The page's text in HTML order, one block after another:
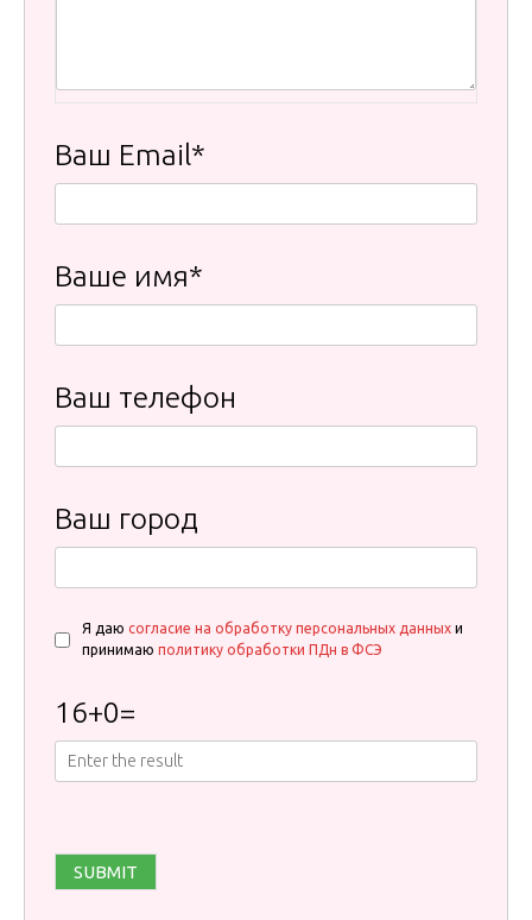
Ваш Email*
Ваше имя*
Ваш телефон
Ваш город
Я даю согласие на обработку персональных данных и
принимаю политику обработки ПДн в ФСЭ
16+0=